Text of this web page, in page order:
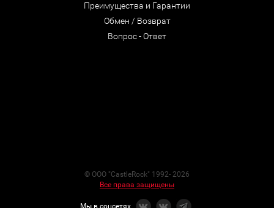
Преимущества и Гарантии
Обмен / Возврат
Вопрос - Ответ
© ООО "CastleRock" 1992- 2026
Все права защищены
Мы в соцсетях